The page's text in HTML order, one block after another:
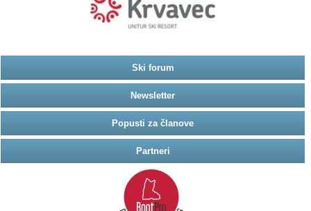
Ski forum
Newsletter
Popusti za članove
Partneri